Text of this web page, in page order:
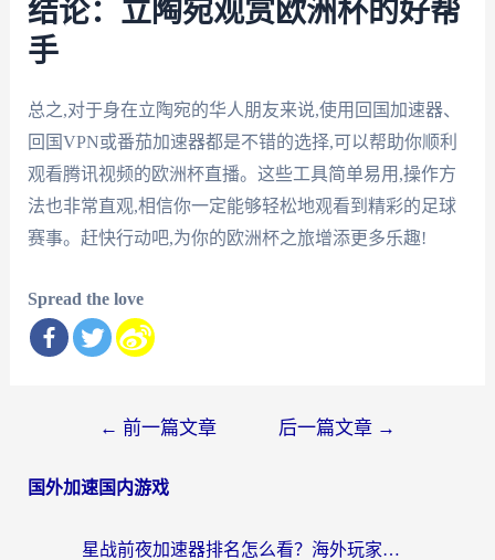
结论：立陶宛观赏欧洲杯的好帮
手
总之,对于身在立陶宛的华人朋友来说,使用回国加速器、
回国VPN或番茄加速器都是不错的选择,可以帮助你顺利
观看腾讯视频的欧洲杯直播。这些工具简单易用,操作方
法也非常直观,相信你一定能够轻松地观看到精彩的足球
赛事。赶快行动吧,为你的欧洲杯之旅增添更多乐趣!
Spread the love
导
← 前一篇文章 后一篇文章 →
国外加速国内游戏
星战前夜加速器排名怎么看？海外玩家国服游戏畅玩终极指南（附欧洲玩跑跑我的起源解决方案）